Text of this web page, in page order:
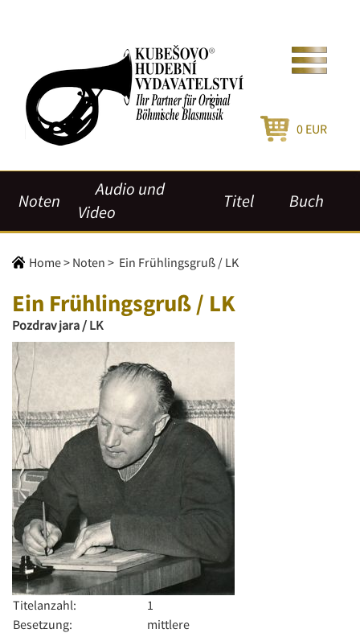
0 EUR
Noten
Audio und
Video
Titel Buch
Home> Noten > Ein Frühlingsgruß / LK
Ein Frühlingsgruß / LK
Pozdrav jara / LK
Titelanzahl:
1
Besetzung:
mittlere